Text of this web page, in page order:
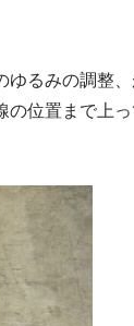
ゆるみの調整
の位置まで上